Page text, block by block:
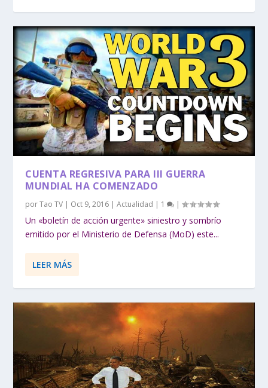
CUENTA REGRESIVA PARA III GUERRA
MUNDIAL HA COMENZADO
porTao TV | Oct 9, 2016 |Actualidad | 1 |
Un «boletín de acción urgente» siniestro y sombrío
emitido por el Ministerio de Defensa (MoD) este...
LEER MÁS